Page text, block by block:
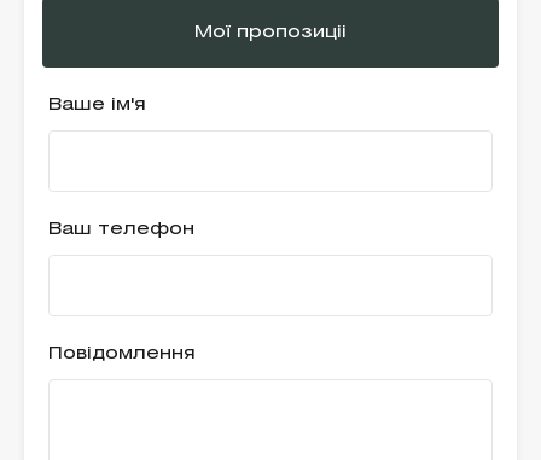
Мої пропозиціі
Ваше ім'я
Ваш телефон
Повідомлення